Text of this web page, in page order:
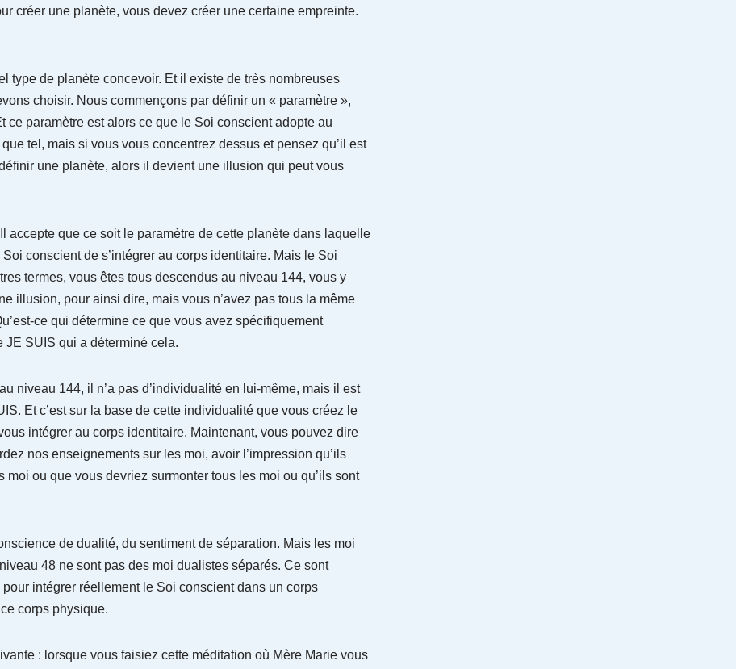
créer une planète, vous devez créer une certaine empreinte.
type de planète concevoir. Et il existe de très nombreuses
choisir. Nous commençons par définir un « paramètre »,
paramètre est alors ce que le Soi conscient adopte au
tel, mais si vous vous concentrez dessus et pensez qu’il est
une planète, alors il devient une illusion qui peut vous
accepte que ce soit le paramètre de cette planète dans laquelle
conscient de s’intégrer au corps identitaire. Mais le Soi
termes, vous êtes tous descendus au niveau 144, vous y
illusion, pour ainsi dire, mais vous n’avez pas tous la même
ce qui détermine ce que vous avez spécifiquement
JE SUIS qui a déterminé cela.
niveau 144, il n’a pas d’individualité en lui-même, mais il est
Et c’est sur la base de cette individualité que vous créez le
intégrer au corps identitaire. Maintenant, vous pouvez dire
nos enseignements sur les moi, avoir l’impression qu’ils
ou que vous devriez surmonter tous les moi ou qu’ils sont
de dualité, du sentiment de séparation. Mais les moi
48 ne sont pas des moi dualistes séparés. Ce sont
intégrer réellement le Soi conscient dans un corps
corps physique.
: lorsque vous faisiez cette méditation où Mère Marie vous